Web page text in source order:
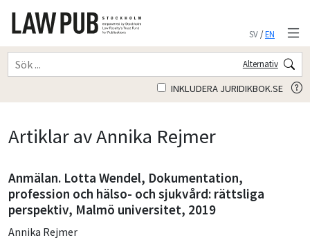
SV/EN
Alternativ
INKLUDERA JURIDIKBOK.SE
Artiklar av Annika Rejmer
Anmälan. Lotta Wendel, Dokumentation,
profession och hälso- och sjukvård: rättsliga
perspektiv, Malmö universitet, 2019
Annika Rejmer